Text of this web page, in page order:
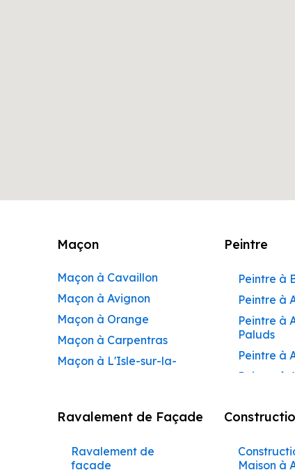
Maçon
Maçon à Cavaillon
Maçon à Avignon
Maçon à Orange
Maçon à Carpentras
Maçon à L'Isle-sur-la-
Maçon à Pertuis
Maçon à Le Pontet
Peintre
Peintre à
Peintre à
Peintre à
Paluds
Peintre à
Peintre à
Peintre à
Peintre à
Ravalement de Façade
Ravalement de
façade
Maison à